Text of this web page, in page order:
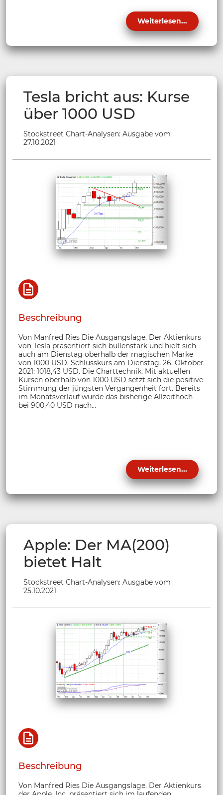
Weiterlesen...
Tesla bricht aus: Kurse
über 1000 USD
Stockstreet Chart-Analysen: Ausgabe vom
27.10.2021
Beschreibung
Von Manfred Ries Die Ausgangslage. Der Aktienkurs
von Tesla präsentiert sich bullenstark und hielt sich
auch am Dienstag oberhalb der magischen Marke
von 1000 USD. Schlusskurs am Dienstag, 26. Oktober
2021: 1018,43 USD. Die Charttechnik. Mit aktuellen
Kursen oberhalb von 1000 USD setzt sich die positive
Stimmung der jüngsten Vergangenheit fort. Bereits
im Monatsverlauf wurde das bisherige Allzeithoch
bei 900,40 USD nach...
Weiterlesen...
Apple: Der MA(200)
bietet Halt
Stockstreet Chart-Analysen: Ausgabe vom
25.10.2021
Beschreibung
Von Manfred Ries Die Ausgangslage. Der Aktienkurs